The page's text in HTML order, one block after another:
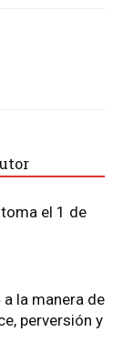
el 1 de
la manera de
perversión y